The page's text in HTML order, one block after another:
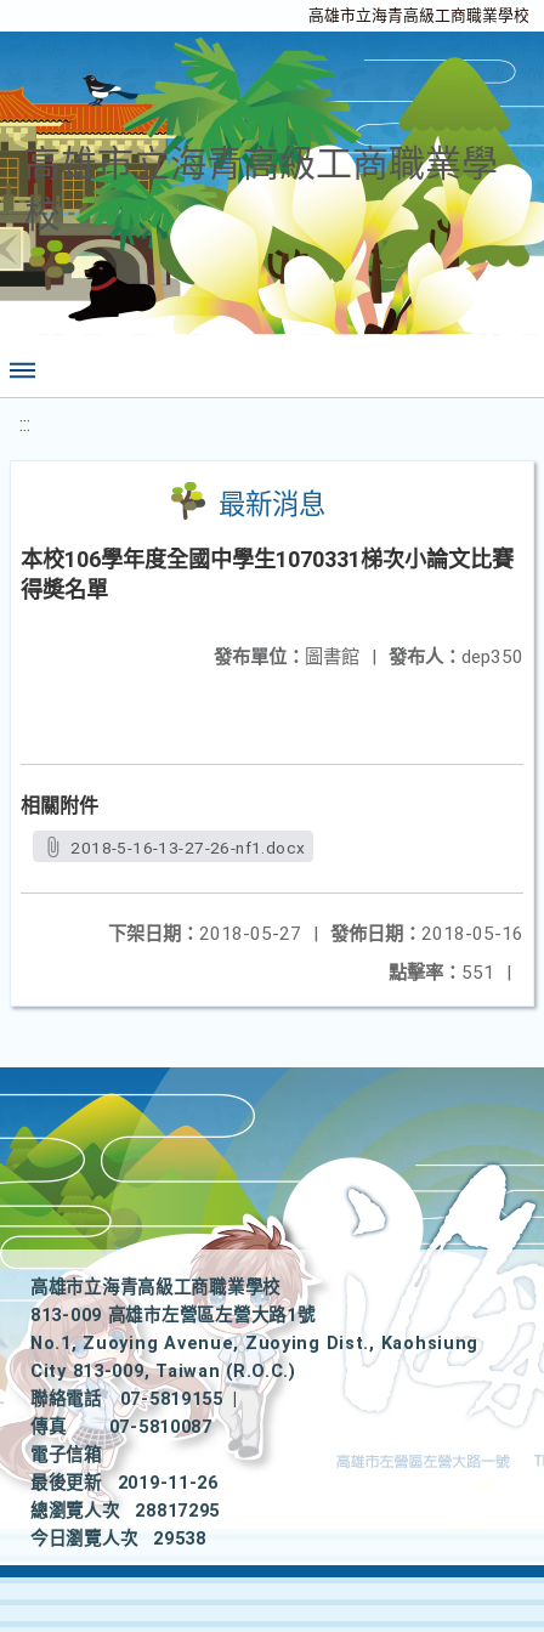
高雄市立海青高級工商職業學校
高雄市立海青高級工商職業學
校
:::
最新消息
本校106學年度全國中學生1070331梯次小論文比賽
得奬名單
發布人： dep350
發布單位： 圖書館 |
相關附件
2018-5-16-13-27-26-nf1.docx
發佈日期： 2018-05-16
下架日期： 2018-05-27
|
點擊率： 551 |
高雄市立海青高級工商職業學校
813-009 高雄市左營區左營大路1號
No.1, Zuoying Avenue, Zuoying Dist., Kaohsiung
City 813-009, Taiwan (R.O.C.)
聯絡電話
07-5819155
|
傳真
07-5810087
電子信箱
最後更新
2019-11-26
總瀏覽人次
28817295
今日瀏覽人次
29538